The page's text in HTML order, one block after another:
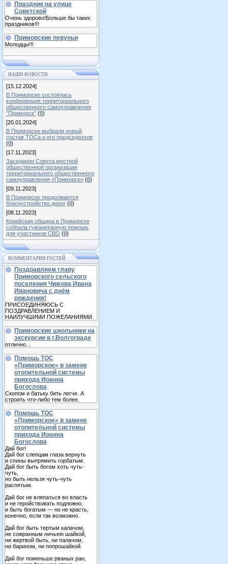
Праздник на улице
Советской
Очень здорово!Больше бы таких
праздников!!!
Приморские певуньи
Молодцы!!!
НАШИ НОВОСТИ
[15.12.2024]
В Приморске состоялась
конференция территориального
общественного самоуправления
"Приморск" (0)
[20.01.2024]
В Приморске выбрали новый
состав ТОСа и его председателя
(0)
[17.11.2023]
Заседании Совета местной
общественной организации
территориального общественного
самоуправления «Приморск» (0)
[09.11.2023]
В Приморске продолжается
благоустройство дорог (0)
[08.11.2023]
Корейская община в Приморске
собрала гуманитарную помощь
для участников СВО (0)
КОММЕНТАРИИ ГОСТЕЙ
Поздравляем главу
Приморского сельского
поселения Чижова Ивана
Ивановича с днём
рождения!
ПРИСОЕДИНЯЮСЬ С
ПОЗДРАВЛЕНИЕМ И
НАИЛУЧШИМИ ПОЖЕЛАНИЯМИ.
Приморские школьники на
экскурсии в г.Волгограде
отлично...
Помощь ТОС
«Приморское» в замене
отопительной системы
прихода Иоанна
Богослова
Скопом и батьку бить легче. А
строить что-либо тем более.
Помощь ТОС
«Приморское» в замене
отопительной системы
прихода Иоанна
Богослова
Дай бог!
Дай бог слепцам глаза вернуть
и спины выпрямить горбатым.
Дай бог быть богом хоть чуть-
чуть,
но быть нельзя чуть-чуть
распятым.
Дай бог не вляпаться во власть
и не геройствовать подложно,
и быть богатым — но не красть,
конечно, если так возможно.
Дай бог быть тертым калачом,
не сожранным ничьею шайкой,
ни жертвой быть, ни палачом,
ни барином, ни попрошайкой.
Дай бог поменьше рваных ран,